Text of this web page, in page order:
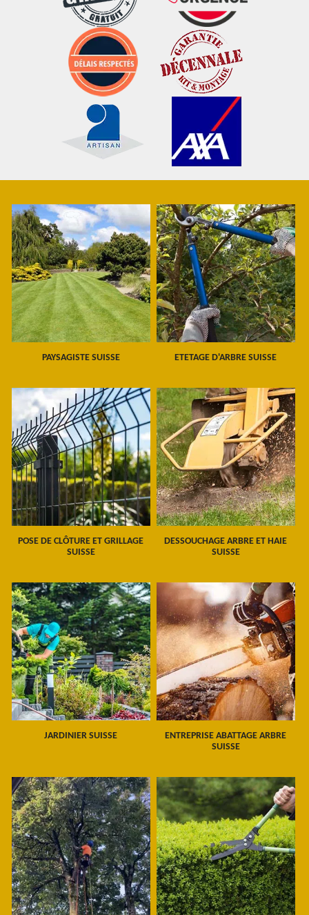
PAYSAGISTE SUISSE ETETAGE D'ARBRE SUISSE
POSE DE CLÔTURE ET GRILLAGE
SUISSE
DESSOUCHAGE ARBRE ET HAIE
SUISSE
JARDINIER SUISSE
ENTREPRISE ABATTAGE ARBRE
SUISSE